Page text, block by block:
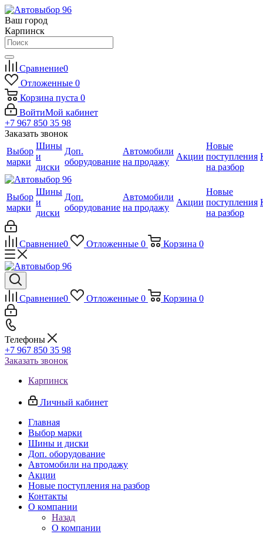
Ваш город
Карпинск
Сравнение0
Отложенные 0
Корзина пуста 0
ВойтиМой кабинет
+7 967 850 35 98
Заказать звонок
Выбор
марки
Шины
и
диски
Доп.
оборудование
Автомобили
на продажу
Акции
Новые
поступления
на разбор
Выбор
марки
Шины
и
диски
Доп.
оборудование
Автомобили
на продажу
Акции
Новые
поступления
на разбор
Сравнение0 Отложенные 0 Корзина 0
Сравнение0 Отложенные 0 Корзина 0
Телефоны
+7 967 850 35 98
Заказать звонок
Карпинск
Личный кабинет
Главная
Выбор марки
Шины и диски
Доп. оборудование
Автомобили на продажу
Акции
Новые поступления на разбор
Контакты
О компании
Назад
О компании